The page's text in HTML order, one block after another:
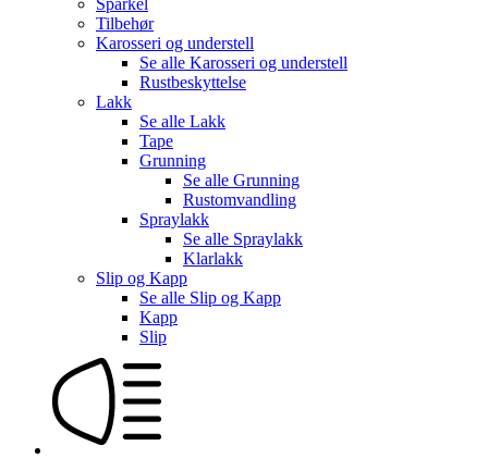
Tilbehør
Karosseri og understell
Se alle Karosseri og understell
Rustbeskyttelse
Lakk
Se alle Lakk
Tape
Grunning
Se alle Grunning
Rustomvandling
Spraylakk
Se alle Spraylakk
Klarlakk
Slip og Kapp
Se alle Slip og Kapp
Kapp
Slip